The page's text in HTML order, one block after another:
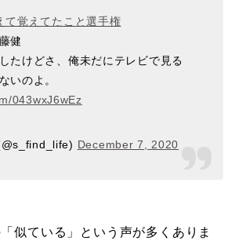
て覚えてたこと選手権
健
たけどさ、俺未だにテレビで見る
いのよ。
043wxJ6wEz
December 7, 2020
似ている」という声が多くありま